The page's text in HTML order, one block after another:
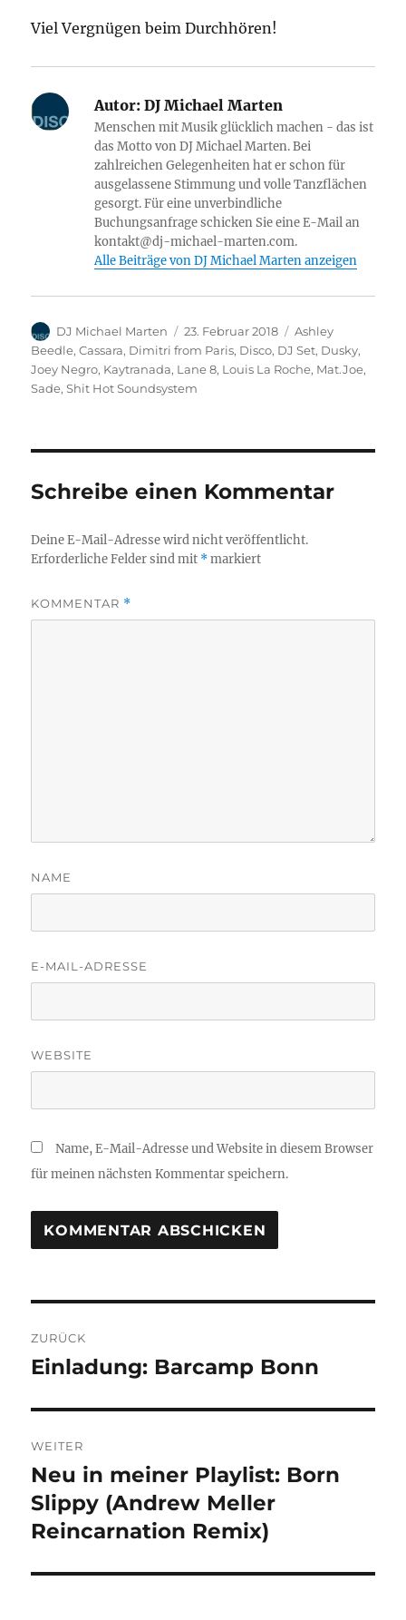
Viel Vergnügen beim Durchhören!
Autor: DJ Michael Marten
Menschen mit Musik glücklich machen - das ist
das Motto von DJ Michael Marten. Bei
zahlreichen Gelegenheiten hat er schon für
ausgelassene Stimmung und volle Tanzflächen
gesorgt. Für eine unverbindliche
Buchungsanfrage schicken Sie eine E-Mail an
kontakt@dj-michael-marten.com.
Alle Beiträge von DJ Michael Marten anzeigen
Autor
DJ Michael Marten
Veröffentlicht
am
23. Februar 2018 Kategorien
Ashley
Beedle,Cassara, Dimitri from Paris, Disco, DJ Set, Dusky,
Joey Negro, Kaytranada, Lane 8, Louis La Roche, Mat.Joe,
Sade,Shit Hot Soundsystem
Schreibe einen Kommentar
Deine E-Mail-Adresse wird nicht veröffentlicht.
Erforderliche Felder sind mit *markiert
KOMMENTAR *
NAME
E-MAIL-ADRESSE
WEBSITE
Name, E-Mail-Adresse und Website in diesem Browser
für meinen nächsten Kommentar speichern.
ZURÜCK
Vorheriger
Einladung: Barcamp Bonn
WEITER
Nächster
Beitrag:
Neu in meiner Playlist: Born
Slippy (Andrew Meller
Reincarnation Remix)